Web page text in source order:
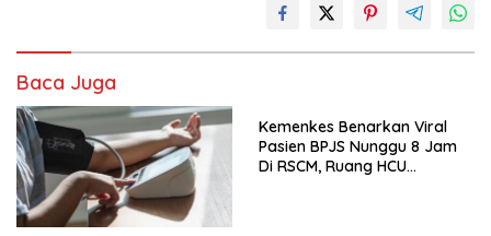
Baca Juga
Kemenkes Benarkan Viral
Pasien BPJS Nunggu 8 Jam
Di RSCM, Ruang HCU